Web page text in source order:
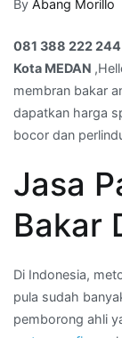
081
222
–
By Abang Morillo
081 388 222 244
Kota MEDAN
membran bakar
dapatkan harga
bocor dan
Jasa
Bakar
Di Indonesia,
pula sudah
pemborong ahli